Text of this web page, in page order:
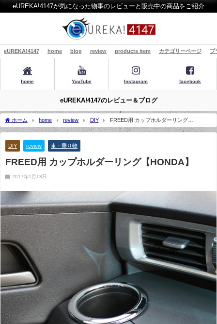
eUREKA!4147が気になった物事のレビューと販売中の商品をご紹介
eUREKA!4147 home blog review products item カテゴリーページ プ
home YouTube Instagram facebook
eUREKA!4147のレビュー＆ブログ
ホーム home review DIY
FREED用 カップホルダーリング
【HONDA】
DIY review 車・乗り物
FREED用 カップホルダーリング【HONDA】
2017年1月13日